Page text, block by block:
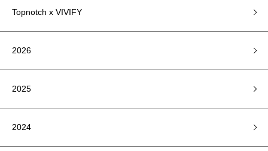
Topnotch x VIVIFY
2026
2025
2024